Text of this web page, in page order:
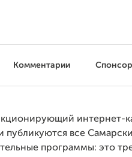
Комментарии
интернет-
публикуются все
программы: это